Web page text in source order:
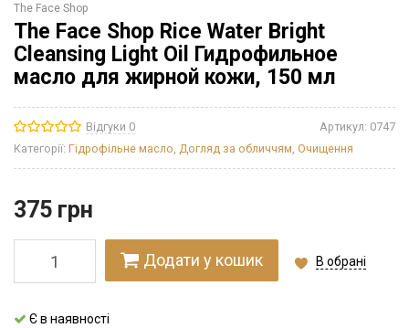
The Face Shop
The Face Shop Rice Water Bright
Cleansing Light Oil Гидрофильное
масло для жирной кожи, 150 мл
Відгуки 0 Артикул: 0747
Категорії: Гідрофільне масло, Догляд за обличчям, Очищення
375 грн
Додати у кошик В обрані
Є в наявності